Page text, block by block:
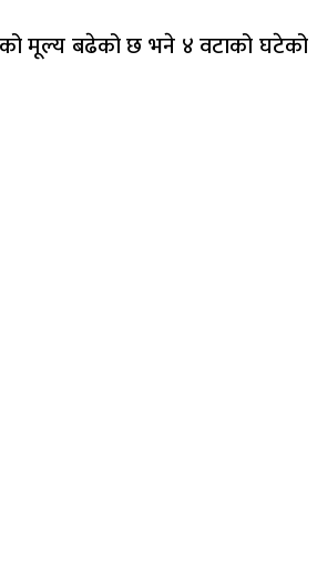
मूल्य बढेको छ भने ४ वटाको घटेको